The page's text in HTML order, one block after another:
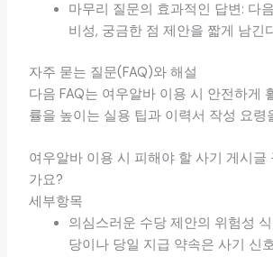
마무리 질문의 효과적인 답변: 다
비성, 궁금한 점 제안을 짧게 남긴
자주 묻는 질문(FAQ)와 해설
다음 FAQ는 여우알바 이용 시 안전하게
률을 높이는 실용 팁과 이력서 작성 요령
여우알바 이용 시 피해야 할 사기 게시글
가요?
세부항목
의심스러운 수당 제안의 위험성
당이나 당일 지급 약속은 사기 신